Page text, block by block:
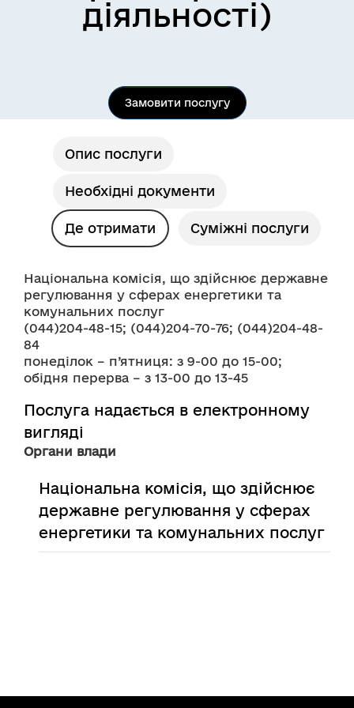
діяльності)
Замовити послугу
Опис послуги
Необхідні документи
Де отримати Суміжні послуги
Національна комісія, що здійснює державне
регулювання у сферах енергетики та
комунальних послуг
(044)204-48-15; (044)204-70-76; (044)204-48-
84
понеділок – п’ятниця: з 9-00 до 15-00;
обідня перерва – з 13-00 до 13-45
Послуга надається в електронному
вигляді
Органи влади
Національна комісія, що здійснює
державне регулювання у сферах
енергетики та комунальних послуг